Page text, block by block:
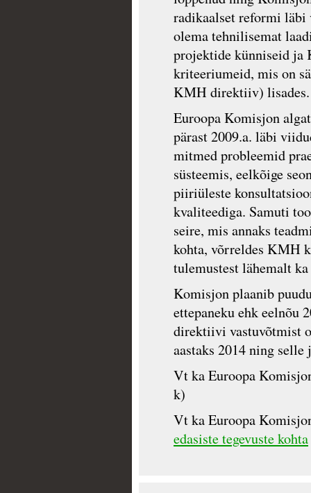
radikaalset reformi läbi
olema tehnilisemat
projektide künniseid ja
kriteeriumeid, mis on
KMH direktiiv) lisades.
Euroopa Komisjon
pärast 2009.a. läbi
mitmed probleemid
süsteemis, eelkõige
piiriüleste
kvaliteediga. Samuti
seire, mis annaks
kohta, võrreldes KMH
tulemustest lähemalt ka
Komisjon plaanib
ettepaneku ehk eelnõu
direktiivi vastuvõtmist
aastaks 2014 ning
Vt ka Euroopa
k)
Vt ka Euroopa
edasiste tegevuste kohta